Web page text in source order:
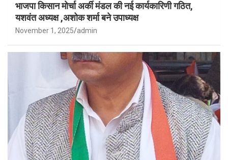
भाजपा किसान मोर्चा अर्की मंडल की नई कार्यकारिणी गठित,
यशवंत अध्यक्ष ,अशोक शर्मा बने उपाध्यक्ष
November 1, 2025 admin